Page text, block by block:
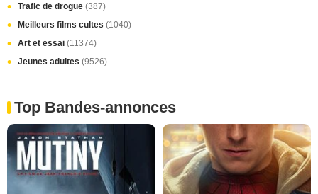
Trafic de drogue (387)
Meilleurs films cultes (1040)
Art et essai (11374)
Jeunes adultes (9526)
Top Bandes-annonces